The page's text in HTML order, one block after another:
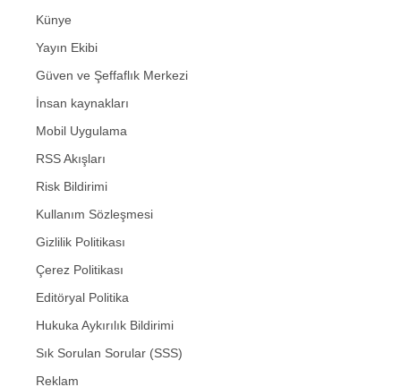
Künye
Yayın Ekibi
Güven ve Şeffaflık Merkezi
İnsan kaynakları
Mobil Uygulama
RSS Akışları
Risk Bildirimi
Kullanım Sözleşmesi
Gizlilik Politikası
Çerez Politikası
Editöryal Politika
Hukuka Aykırılık Bildirimi
Sık Sorulan Sorular (SSS)
Reklam